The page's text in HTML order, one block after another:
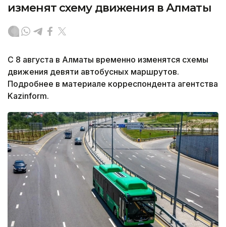
изменят схему движения в Алматы
С 8 августа в Алматы временно изменятся схемы
движения девяти автобусных маршрутов.
Подробнее в материале корреспондента агентства
Kazinform.